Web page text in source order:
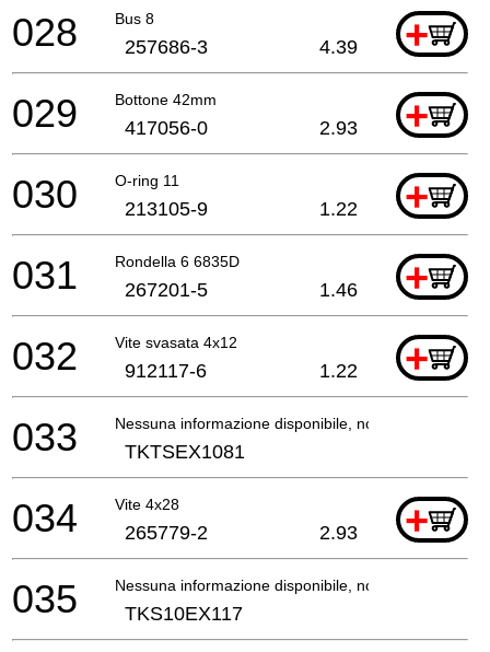
Bus 8 +
028 257686-3 4.39
Bottone 42mm +
029 417056-0 2.93
O-ring 11 +
030 213105-9 1.22
Rondella 6 6835D +
031 267201-5 1.46
Vite svasata 4x12 +
032 912117-6 1.22
Nessuna informazione disponibile, non ordinabile
033 TKTSEX1081
Vite 4x28 +
034 265779-2 2.93
Nessuna informazione disponibile, non ordinabile
035 TKS10EX117